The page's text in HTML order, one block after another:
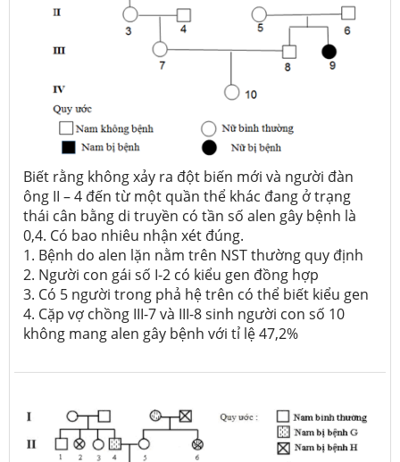
Biết rằng không xảy ra đột biến mới và người đàn
ông II – 4 đến từ một quần thể khác đang ở trạng
thái cân bằng di truyền có tần số alen gây bệnh là
0,4. Có bao nhiêu nhận xét đúng.
1. Bệnh do alen lặn nằm trên NST thường quy định
2. Người con gái số I-2 có kiểu gen đồng hợp
3. Có 5 người trong phả hệ trên có thể biết kiểu gen
4. Cặp vợ chồng III-7 và III-8 sinh người con số 10
không mang alen gây bệnh với tỉ lệ 47,2%